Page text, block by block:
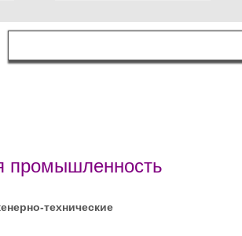
промышленность
техническиe